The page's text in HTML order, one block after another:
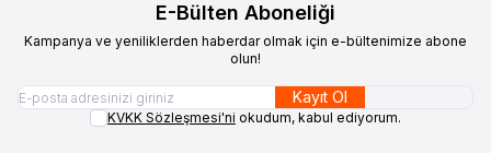
E-Bülten Aboneliği
Kampanya ve yeniliklerden haberdar olmak için e-bültenimize abone
olun!
Kayıt Ol
KVKK Sözleşmesi'ni okudum, kabul ediyorum.